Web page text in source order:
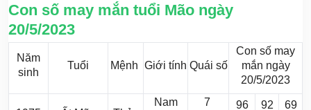
Con số may mắn tuổi Mão ngày
20/5/2023
Năm
sinh
Tuổi Mệnh Giới tính Quái số
Con số may
mắn ngày
20/5/2023
Nam 7 96 92
69